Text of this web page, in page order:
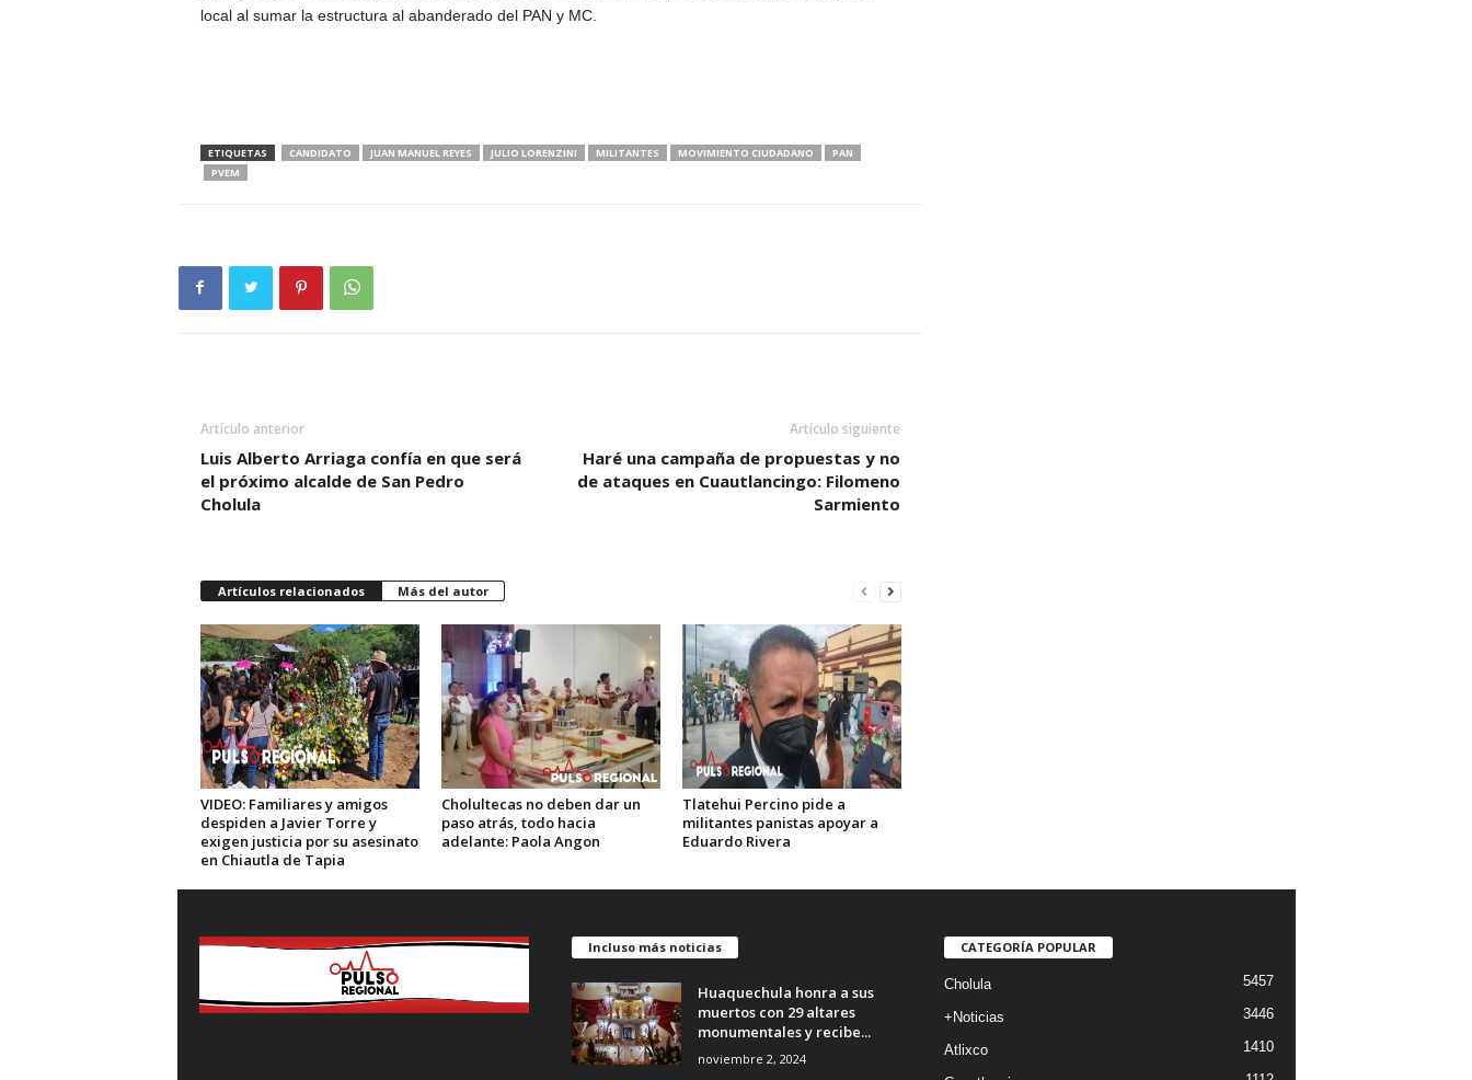
local al sumar la estructura al abanderado del PAN y MC.
ETIQUETAS CANDIDATO JUAN MANUEL REYES JULIO LORENZINI MILITANTES MOVIMIENTO CIUDADANO
PAN
PVEM
Artículo anterior
Luis Alberto Arriaga confía en que será
el próximo alcalde de San Pedro
Cholula
Artículo siguiente
Haré una campaña de propuestas y no
de ataques en Cuautlancingo: Filomeno
Sarmiento
Artículos relacionados Más del autor
VIDEO: Familiares y amigos
despiden a Javier Torre y
exigen justicia por su asesinato
en Chiautla de Tapia
Cholultecas no deben dar un
paso atrás, todo hacia
adelante: Paola Angon
Tlatehui Percino pide a
militantes panistas apoyar a
Eduardo Rivera
Incluso más noticias
Huaquechula honra a sus
muertos con 29 altares
monumentales y recibe...
noviembre 2, 2024
CATEGORÍA POPULAR
Cholula 5457
+Noticias 3446
Atlixco 1410